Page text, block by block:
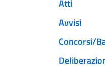
Atti
Avvisi
Concorsi/